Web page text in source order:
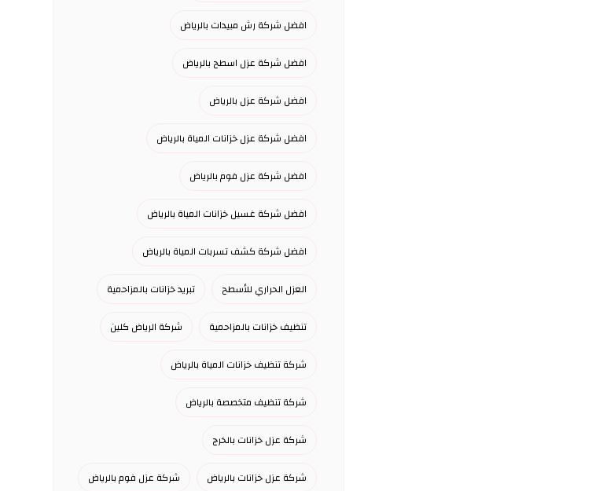
افضل شركة رش مبيدات بالرياض
افضل شركة عزل اسطح بالرياض
افضل شركة عزل بالرياض
افضل شركة عزل خزانات المياة بالرياض
افضل شركة عزل فوم بالرياض
افضل شركة غسيل خزانات المياة بالرياض
افضل شركة كشف تسربات المياة بالرياض
العزل الحراري للأسطح تبريد خزانات بالمزاحمية
تنظيف خزانات بالمزاحمية شركة الرياض كلين
شركة تنظيف خزانات المياة بالرياض
شركة تنظيف متخصصة بالرياض
شركة عزل خزانات بالخرج
شركة عزل خزانات بالرياض شركة عزل فوم بالرياض